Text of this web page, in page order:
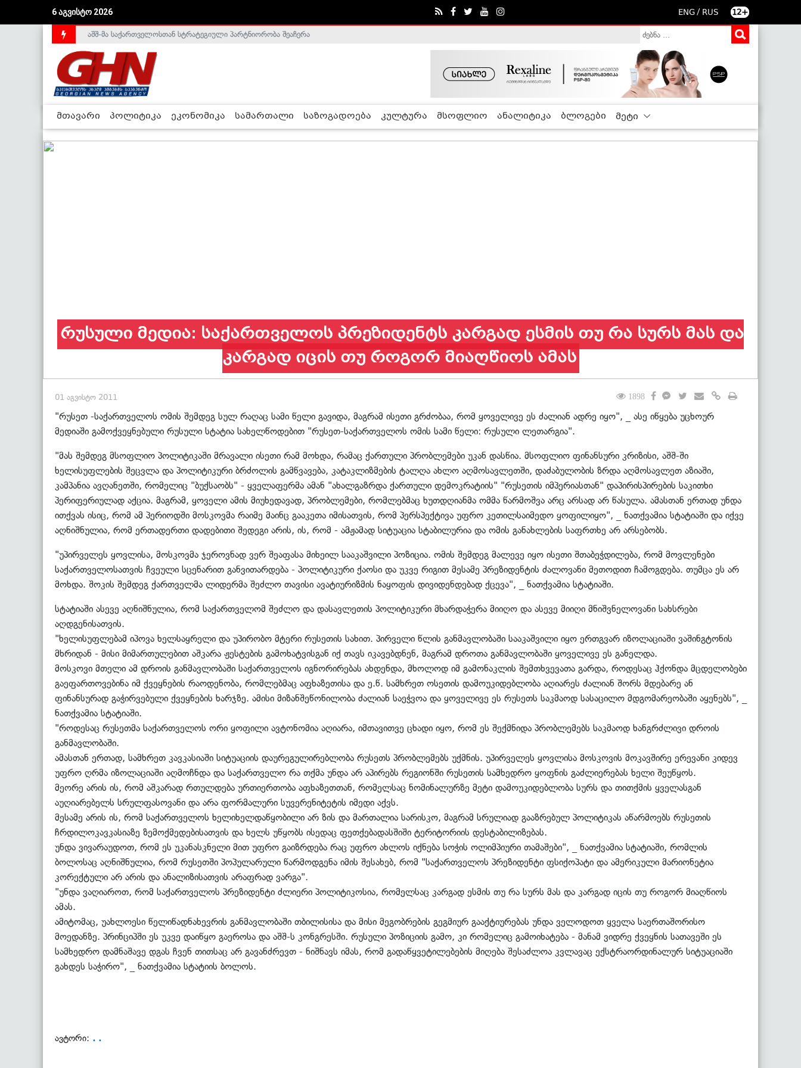
6 აგვისტო 2026 ENG / RUS 12+
აშშ-მა საქართველოსთან სტრატეგიული პარტნიორობა შეაჩერა
მთავარი პოლიტიკა ეკონომიკა სამართალი საზოგადოება კულტურა მსოფლიო ანალიტიკა ბლოგები მეტი
რუსული მედია: საქართველოს პრეზიდენტს კარგად ესმის თუ რა სურს მას და
კარგად იცის თუ როგორ მიაღწიოს ამას
01 აგვისტო 2011 1898
"რუსეთ -საქართველოს ომის შემდეგ სულ რაღაც სამი წელი გავიდა, მაგრამ ისეთი გრძობაა, რომ ყოველივე ეს ძალიან ადრე იყო", _ ასე იწყება უცხოურ
მედიაში გამოქვეყნებული რუსული სტატია სახელწოდებით "რუსეთ-საქართველოს ომის სამი წელი: რუსული ლეთარგია".
"მას შემდეგ მსოფლიო პოლიტიკაში მრავალი ისეთი რამ მოხდა, რამაც ქართული პრობლემები უკან დასწია. მსოფლიო ფინანსური კრიზისი, აშშ-ში
ხელისუფლების შეცვლა და პოლიტიკური ბრძოლის გამწვავება, კატაკლიზმების ტალღა ახლო აღმოსავლეთში, დაძაბულობის ზრდა აღმოსავლეთ აზიაში,
კამპანია ავღანეთში, რომელიც "ბუქსაობს" - ყველაფერმა ამან "ახალგაზრდა ქართული დემოკრატიის" "რუსეთის იმპერიასთან" დაპირისპირების საკითხი
პერიფერიულად აქცია. მაგრამ, ყოველი ამის მიუხედავად, პრობლემები, რომლებმაც ხუთდღიანმა ომმა წარმოშვა არც არსად არ წასულა. ამასთან ერთად უნდა
ითქვას ისიც, რომ ამ პერიოდში მოსკოვმა რაიმე მაინც გააკეთა იმისათვის, რომ პერსპექტივა უფრო კეთილსაიმედო ყოფილიყო", _ ნათქვამია სტატიაში და იქვე
აღნიშნულია, რომ ერთადერთი დადებითი შედეგი არის, ის, რომ - ამჟამად სიტუაცია სტაბილურია და ომის განახლების საფრთხე არ არსებობს.
"უპირველეს ყოვლისა, მოსკოვმა ჯეროვნად ვერ შეაფასა მიხეილ სააკაშვილი პოზიცია. ომის შემდეგ მალევე იყო ისეთი შთაბეჭდილება, რომ მოვლენები
საქართველოსათვის ჩვეული სცენარით განვითარდება - პოლიტიკური ქაოსი და უკვე რიგით მესამე პრეზიდენტის ძალოვანი მეთოდით ჩამოგდება. თუმცა ეს არ
მოხდა. შოკის შემდეგ ქართველმა ლიდერმა შეძლო თავისი ავატიურიზმის ნაყოფის დივიდენდებად ქცევა", _ ნათქვამია სტატიაში.
სტატიაში ასევე აღნიშნულია, რომ საქართველომ შეძლო და დასავლეთის პოლიტიკური მხარდაჭერა მიიღო და ასევე მიიღი მნიშვნელოვანი სახსრები
აღდგენისათვის.
"ხელისუფლებამ იპოვა ხელსაყრელი და უპირობო მტერი რუსეთის სახით. პირველი წლის განმავლობაში სააკაშვილი იყო ერთგვარ იზოლაციაში ვაშინგტონის
მხრიდან - მისი მიმართულებით აშკარა ჟესტების გამოხატვისგან იქ თავს იკავებდნენ, მაგრამ დროთა განმავლობაში ყოველივე ეს განელდა.
მოსკოვი მთელი ამ დროის განმავლობაში საქართველოს იგნორირებას ახდენდა, მხოლოდ იმ გამონაკლის შემთხვევათა გარდა, როდესაც ჰქონდა მცდელობები
გაეფართოვებინა იმ ქვეყნების რაოდენობა, რომლებმაც აფხაზეთისა და ე.წ. სამხრეთ ოსეთის დამოუკიდებლობა აღიარეს ძალიან შორს მდებარე ან
ფინანსურად გაჭირვებული ქვეყნების ხარჯზე. ამისი მიზანშეწონილობა ძალიან საეჭვოა და ყოველივე ეს რუსეთს საკმაოდ სასაცილო მდგომარეობაში აყენებს", _
ნათქვამია სტატიაში.
"როდესაც რუსეთმა საქართველოს ორი ყოფილი ავტონომია აღიარა, იმთავითვე ცხადი იყო, რომ ეს შექმნიდა პრობლემებს საკმაოდ ხანგრძლივი დროის
განმავლობაში.
ამასთან ერთად, სამხრეთ კავკასიაში სიტუაციის დაურეგულირებლობა რუსეთს პრობლემებს უქმნის. უპირველეს ყოვლისა მოსკოვის მოკავშირე ერევანი კიდევ
უფრო ღრმა იზოლაციაში აღმოჩნდა და საქართველო რა თქმა უნდა არ აპირებს რეგიონში რუსეთის სამხედრო ყოფნის გაძლიერებას ხელი შეუწყოს.
მეორე არის ის, რომ აშკარად რთულდება ურთიერთობა აფხაზეთთან, რომელსაც ნომინალურზე მეტი დამოუკიდებლობა სურს და თითქმის ყველასგან
აუღიარებელს სრულფასოვანი და არა ფორმალური სუვერენიტეტის იმედი აქვს.
მესამე არის ის, რომ საქართველოს ხელიხელდაწყობილი არ ზის და მართალია სარისკო, მაგრამ სრულიად გააზრებულ პოლიტიკას აწარმოებს რუსეთის
ჩრდილოკავკასიაზე ზემოქმედებისათვის და ხელს უწყობს ისედაც ფეთქებადასშიში ტერიტორიის დესტაბილიზებას.
უნდა ვივარაუდოთ, რომ ეს უკანასკნელი მით უფრო გაიზრდება რაც უფრო ახლოს იქნება სოჭის ოლიმპიური თამაშები", _ ნათქვამია სტატიაში, რომლის
ბოლოსაც აღნიშნულია, რომ რუსეთში პოპულარული წარმოდგენა იმის შესახებ, რომ "საქართველოს პრეზიდენტი ფსიქოპატი და ამერიკული მარიონეტია
კორექტული არ არის და ანალიზისათვის არაფრად ვარგა".
"უნდა ვაღიაროთ, რომ საქართველოს პრეზიდენტი ძლიერი პოლიტიკოსია, რომელსაც კარგად ესმის თუ რა სურს მას და კარგად იცის თუ როგორ მიაღწიოს
ამას.
ამიტომაც, უახლოესი წელიწადნახევრის განმავლობაში თბილისისა და მისი მეგობრების გეგმიურ გააქტიურებას უნდა ველოდოთ ყველა საერთაშორისო
მოედანზე. პრინციპში ეს უკვე დაიწყო გაეროსა და აშშ-ს კონგრესში. რუსული პოზიციის გამო, კი რომელიც გამოიხატება - მანამ ვიდრე ქვეყნის სათავეში ეს
სამხედრო დამნაშავე დგას ჩვენ თითსაც არ გავანძრევთ - ნიშნავს იმას, რომ გადაწყვეტილებების მიღება შესაძლოა კვლავაც ექსტრაორდინალურ სიტუაციაში
გახდეს საჭირო", _ ნათქვამია სტატიის ბოლოს.
ავტორი: . .